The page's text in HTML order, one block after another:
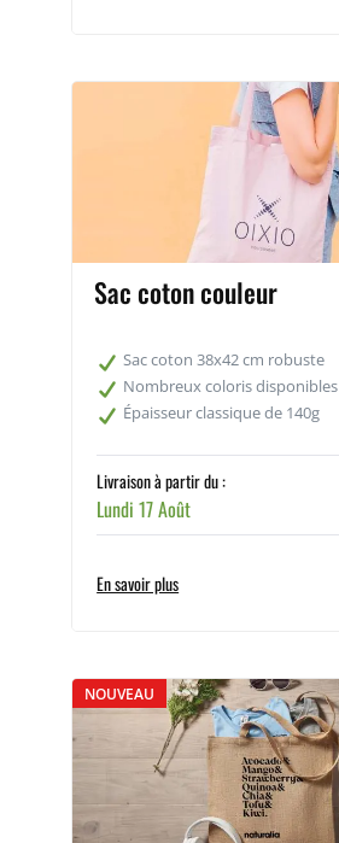
Sac coton couleur
Sac coton 38x42 cm robuste
Nombreux coloris disponibles
Épaisseur classique de 140g
Livraison à partir du :
Lundi 17 Août
En savoir plus
NOUVEAU